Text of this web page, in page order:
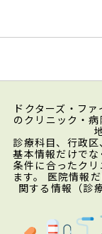
ドクターズ・フ
のクリニック・
診療科目、行政
基本情報だけで
条件に合ったク
ます。 医院情報
関する情報（診